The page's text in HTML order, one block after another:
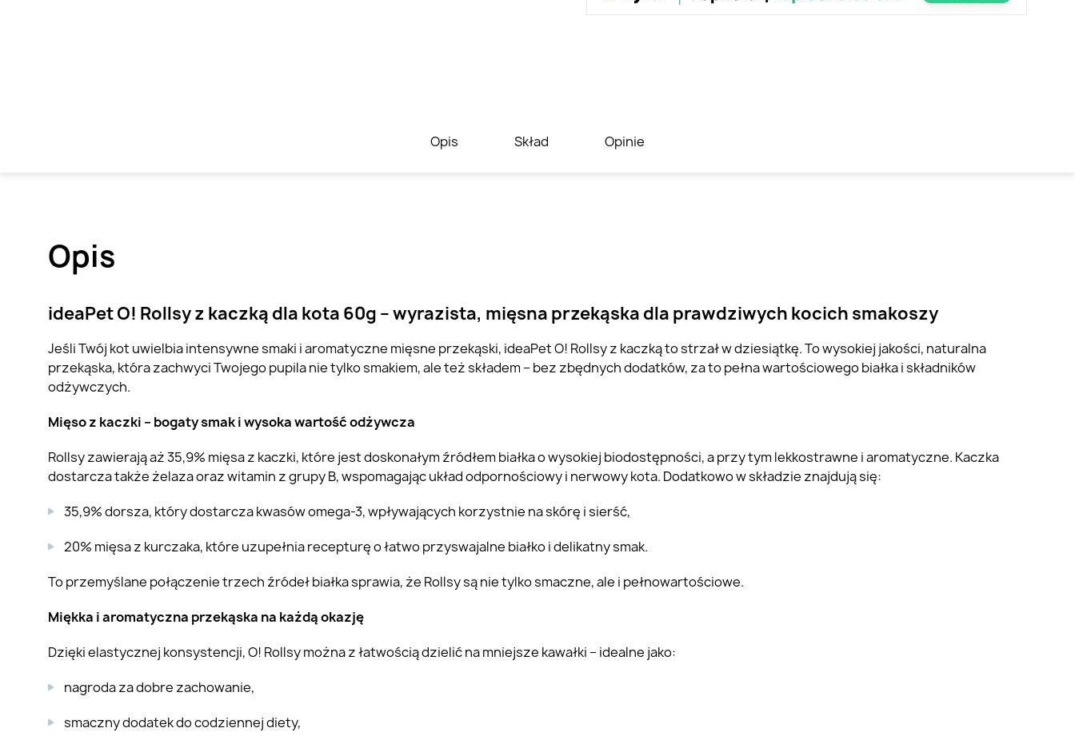
Opis Skład Opinie
Opis
ideaPet O! Rollsy z kaczką dla kota 60g – wyrazista, mięsna przekąska dla prawdziwych kocich smakoszy
Jeśli Twój kot uwielbia intensywne smaki i aromatyczne mięsne przekąski, ideaPet O! Rollsy z kaczką to strzał w dziesiątkę. To wysokiej jakości, naturalna
przekąska, która zachwyci Twojego pupila nie tylko smakiem, ale też składem – bez zbędnych dodatków, za to pełna wartościowego białka i składników
odżywczych.
Mięso z kaczki – bogaty smak i wysoka wartość odżywcza
Rollsy zawierają aż 35,9% mięsa z kaczki, które jest doskonałym źródłem białka o wysokiej biodostępności, a przy tym lekkostrawne i aromatyczne. Kaczka
dostarcza także żelaza oraz witamin z grupy B, wspomagając układ odpornościowy i nerwowy kota. Dodatkowo w składzie znajdują się:
35,9% dorsza, który dostarcza kwasów omega-3, wpływających korzystnie na skórę i sierść,
20% mięsa z kurczaka, które uzupełnia recepturę o łatwo przyswajalne białko i delikatny smak.
To przemyślane połączenie trzech źródeł białka sprawia, że Rollsy są nie tylko smaczne, ale i pełnowartościowe.
Miękka i aromatyczna przekąska na każdą okazję
Dzięki elastycznej konsystencji, O! Rollsy można z łatwością dzielić na mniejsze kawałki – idealne jako:
nagroda za dobre zachowanie,
smaczny dodatek do codziennej diety,